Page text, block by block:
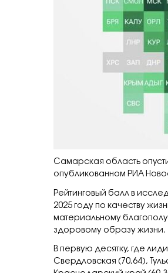
Самарская область
опубликованном РИА
Рейтинговый балл в
2025 году по качеству
материальному
здоровому образу жизни.
В первую десятку, где
Свердловская (70,64),